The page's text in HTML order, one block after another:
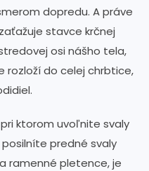
dopredu. A práve
stavce krčnej
osi nášho tela,
rozloží do celej chrbtice,
ktorom uvoľnite svaly
predné svaly
ramenné pletence, je